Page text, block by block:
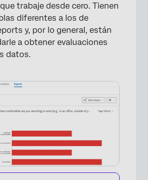
trabaje desde cero. Tienen
diferentes a los de
y, por lo general, están
a obtener evaluaciones
datos.